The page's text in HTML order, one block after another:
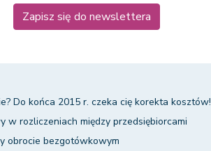
Zapisz się do newslettera
Do końca 2015 r. czeka cię korekta kosztów!
w rozliczeniach między przedsiębiorcami
obrocie bezgotówkowym